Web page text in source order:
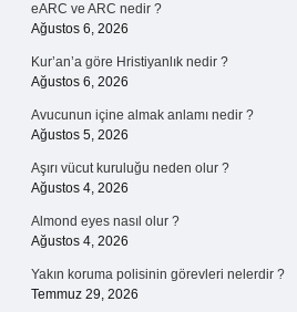
eARC ve ARC nedir ?
Ağustos 6, 2026
Kur’an’a göre Hristiyanlık nedir ?
Ağustos 6, 2026
Avucunun içine almak anlamı nedir ?
Ağustos 5, 2026
Aşırı vücut kuruluğu neden olur ?
Ağustos 4, 2026
Almond eyes nasıl olur ?
Ağustos 4, 2026
Yakın koruma polisinin görevleri nelerdir ?
Temmuz 29, 2026